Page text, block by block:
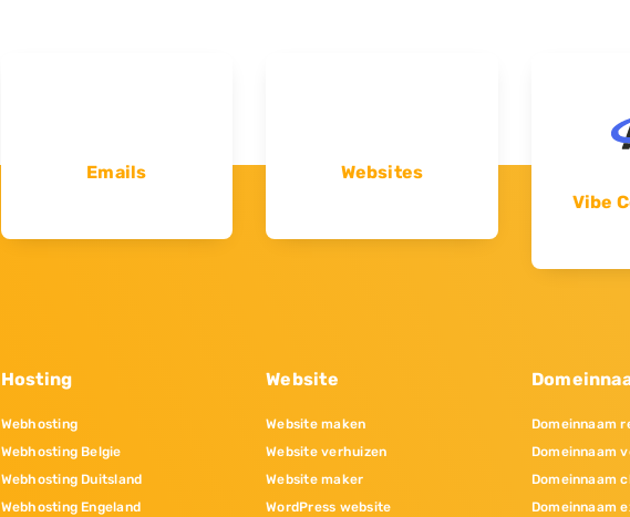
Emails
Websites
Vibe
Hosting
Webhosting
Webhosting Belgie
Webhosting Duitsland
Webhosting Engeland
Website
Website maken
Website verhuizen
Website maker
WordPress website
Domeinnaam
Domeinnaam
Domeinnaam
Domeinnaam